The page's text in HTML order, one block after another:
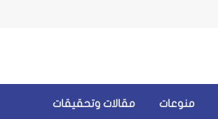
منوعات مقالات وتحقيقات